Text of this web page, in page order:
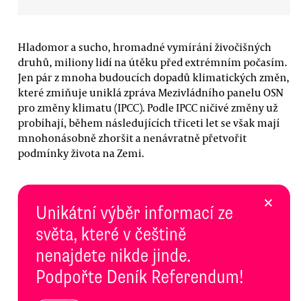
Hladomor a sucho, hromadné vymírání živočišných
druhů, miliony lidí na útěku před extrémním počasím.
Jen pár z mnoha budoucích dopadů klimatických změn,
které zmiňuje uniklá zpráva Mezivládního panelu OSN
pro změny klimatu (IPCC). Podle IPCC ničivé změny už
probíhají, během následujících třiceti let se však mají
mnohonásobně zhoršit a nenávratně přetvořit
podmínky života na Zemi.
Unikátní výběr informací ze
světa, které v češtině
nenajdete nikde jinde.
Podpořte Deník Referendum!
×